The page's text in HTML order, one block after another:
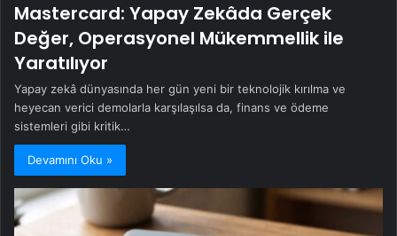
Mastercard: Yapay Zekâda Gerçek
Değer, Operasyonel Mükemmellik ile
Yaratılıyor
Yapay zekâ dünyasında her gün yeni bir teknolojik kırılma ve
heyecan verici demolarla karşılaşılsa da, finans ve ödeme
sistemleri gibi kritik…
Devamını Oku »